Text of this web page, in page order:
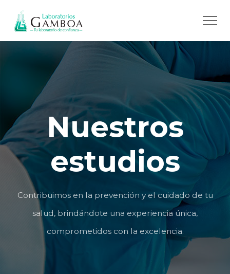
Nuestros
estudios
Contribuimos en la prevención y el cuidado de tu
salud, brindándote una experiencia única,
comprometidos con la excelencia.